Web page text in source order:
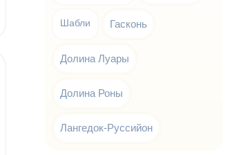
Шабли Гасконь
Долина Луары
Долина Роны
Лангедок-Руссийон